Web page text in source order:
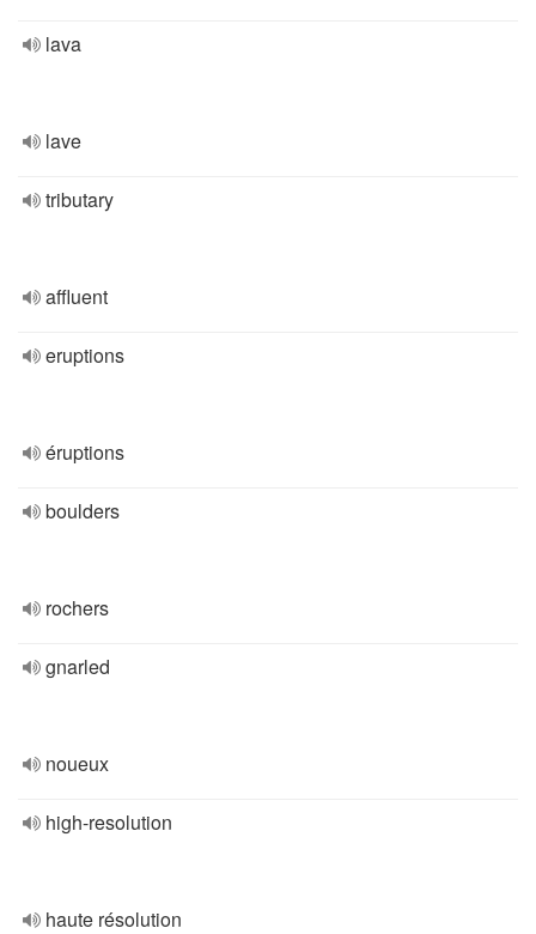
lava
lave
tributary
affluent
eruptions
éruptions
boulders
rochers
gnarled
noueux
high-resolution
haute résolution